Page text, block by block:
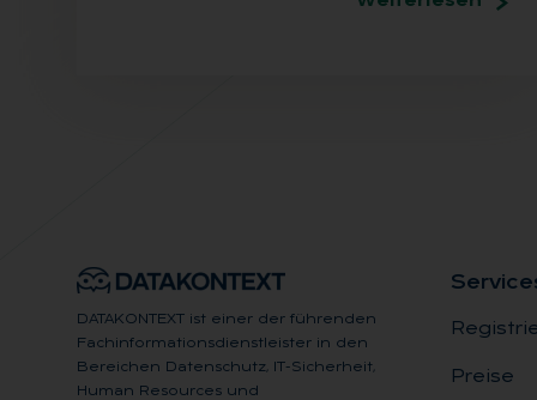
DATAKONTEXT ist einer der führenden
Fachinformationsdienstleister in den
Bereichen Datenschutz, IT-Sicherheit,
Human Resources und
Preise